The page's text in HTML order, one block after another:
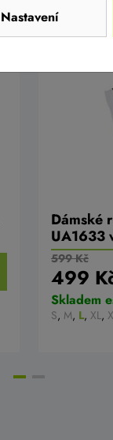
Dámské
UA1633
599 Kč
499
Skladem
S, M, L, XL,
Nastavení